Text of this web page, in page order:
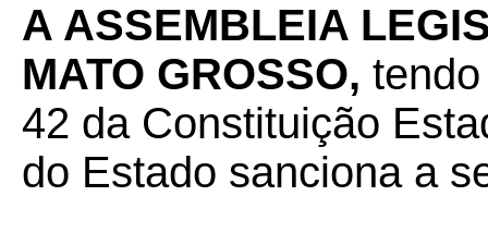
A ASSEMBLEIA
MATO GROSSO,
42 da Constituição
do Estado sanciona a